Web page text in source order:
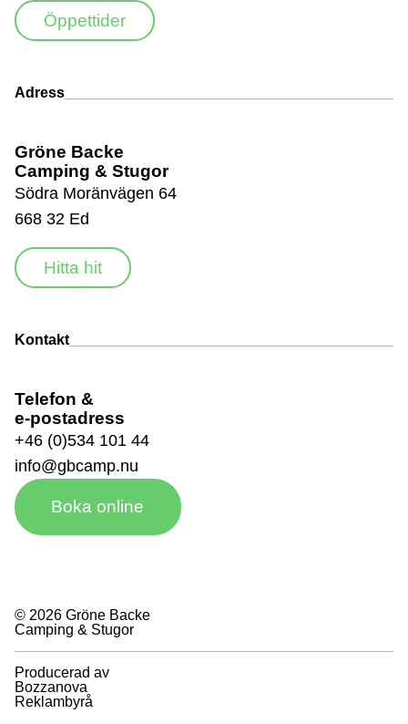
Öppettider
Adress
Gröne Backe
Camping & Stugor
Södra Moränvägen 64
668 32 Ed
Hitta hit
Kontakt
Telefon &
e-postadress
+46 (0)534 101 44
info@gbcamp.nu
Boka online
© 2026 Gröne Backe
Camping & Stugor
Producerad av
Bozzanova
Reklambyrå